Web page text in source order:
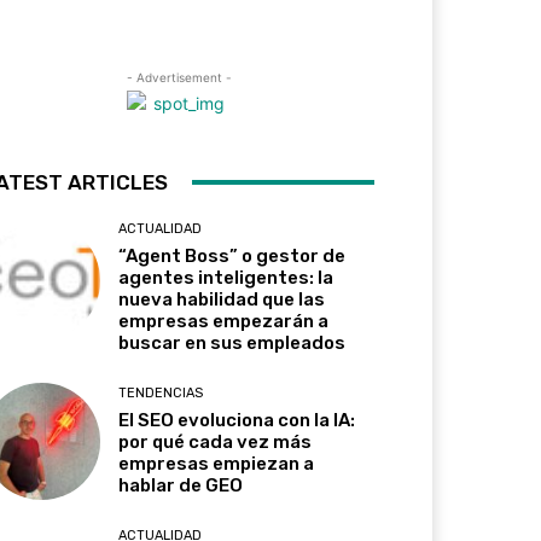
- Advertisement -
ARTICLES
ACTUALIDAD
“Agent Boss” o gestor de
agentes inteligentes: la
nueva habilidad que las
empresas empezarán a
buscar en sus empleados
TENDENCIAS
El SEO evoluciona con la IA:
por qué cada vez más
empresas empiezan a
hablar de GEO
ACTUALIDAD